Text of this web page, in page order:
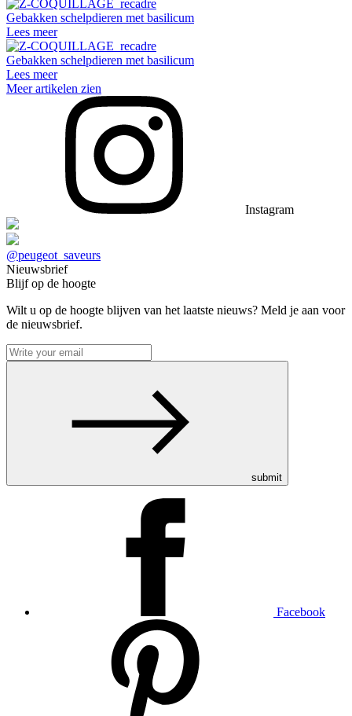
Gebakken schelpdieren met basilicum
Lees meer
Gebakken schelpdieren met basilicum
Lees meer
Meer artikelen zien
Instagram
@peugeot_saveurs
Nieuwsbrief
Blijf op de hoogte
Wilt u op de hoogte blijven van het laatste nieuws? Meld je aan voor
de nieuwsbrief.
submit
Facebook